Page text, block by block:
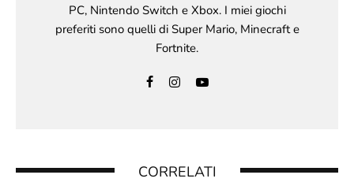
PC, Nintendo Switch e Xbox. I miei giochi
preferiti sono quelli di Super Mario, Minecraft e
Fortnite.
CORRELATI